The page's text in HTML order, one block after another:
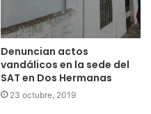
Denuncian actos
vandálicos en la sede del
SAT en Dos Hermanas
23 octubre, 2019